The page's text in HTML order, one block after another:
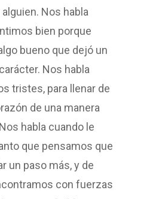
Nos habla
bien porque
bueno que dejó un
Nos habla
tristes, para llenar de
de una manera
habla cuando le
que pensamos que
un paso más, y de
con fuerzas